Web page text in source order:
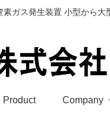
素ガス発生装置 小型から
Product Company